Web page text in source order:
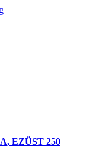
EZÜST 250